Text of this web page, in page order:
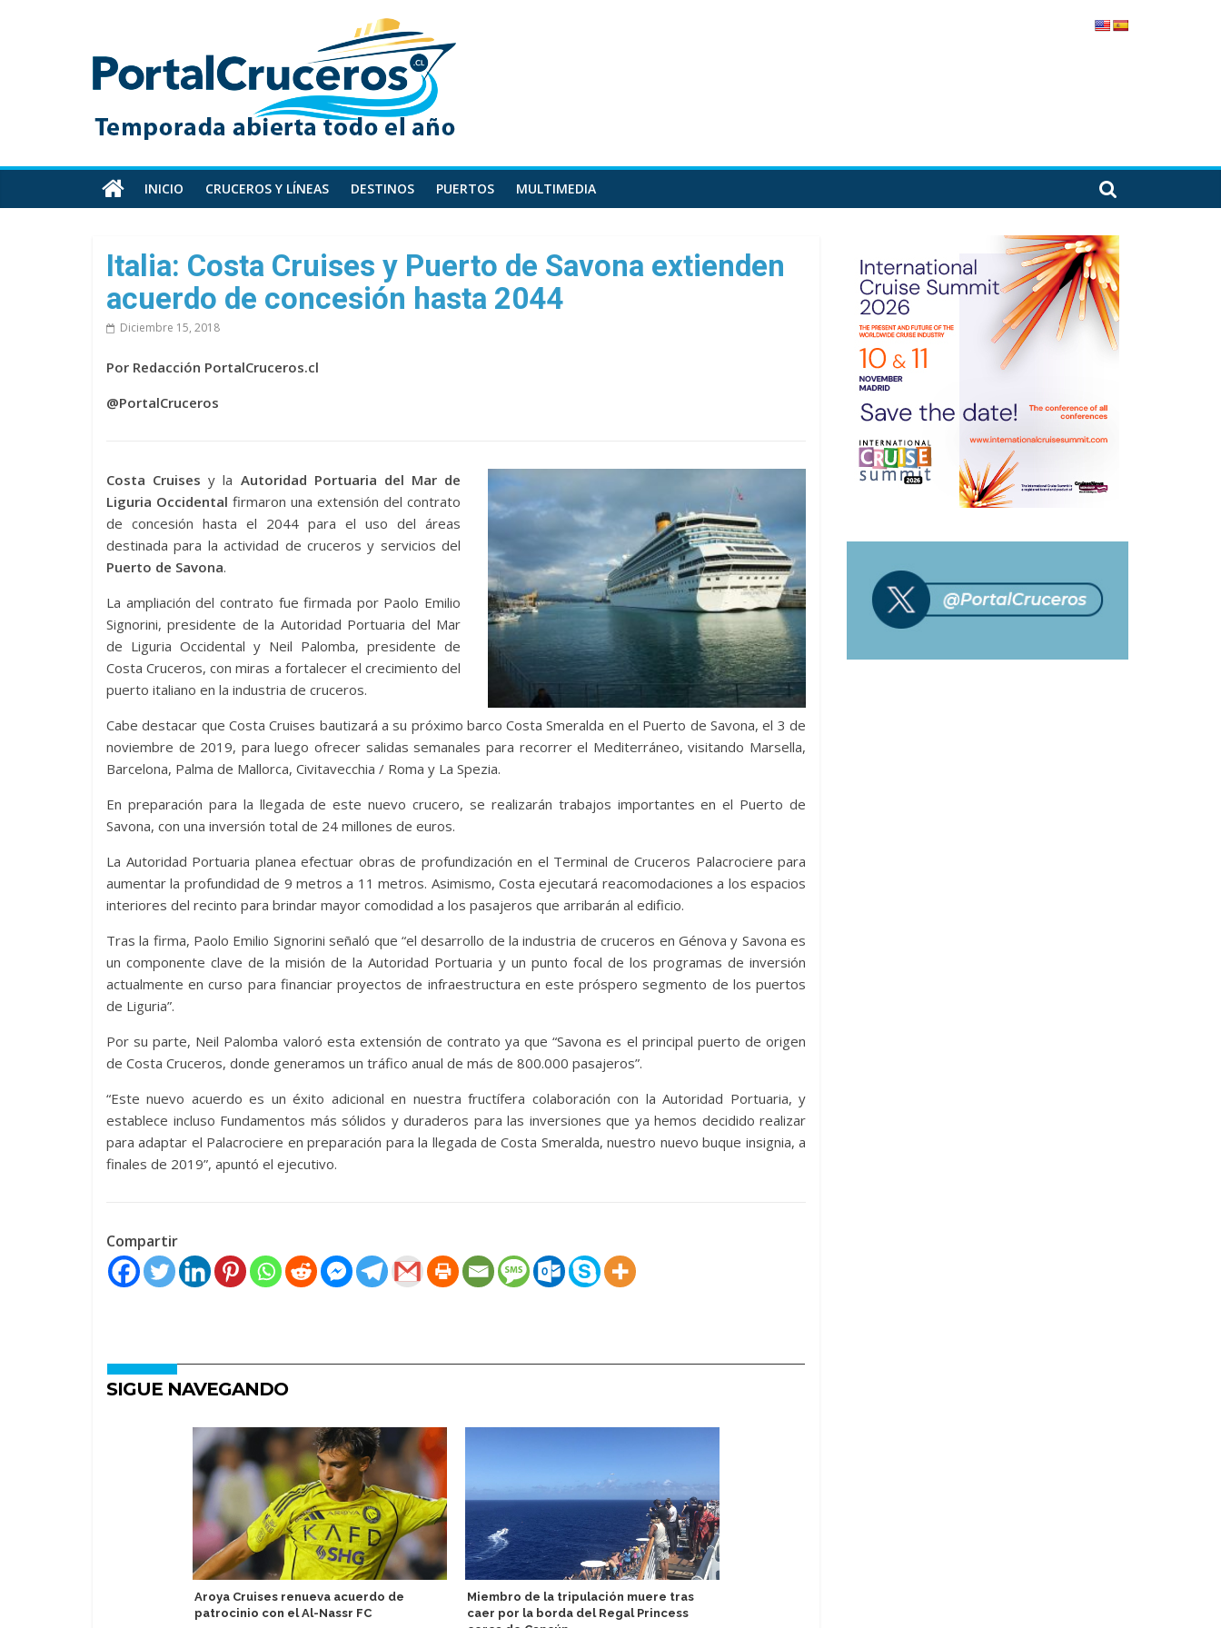
PortalCruceros
Toda
información
cruceros
en
un
sitio
INICIO CRUCEROS Y LÍNEAS DESTINOS PUERTOS MULTIMEDIA
Italia: Costa Cruises y Puerto de Savona extienden
acuerdo de concesión hasta 2044
Diciembre 15, 2018
Por Redacción PortalCruceros.cl
@PortalCruceros
Costa Cruises y la Autoridad Portuaria del Mar de
Liguria Occidental firmaron una extensión del contrato
de concesión hasta el 2044 para el uso del áreas
destinada para la actividad de cruceros y servicios del
Puerto de Savona.
La ampliación del contrato fue firmada por Paolo Emilio
Signorini, presidente de la Autoridad Portuaria del Mar
de Liguria Occidental y Neil Palomba, presidente de
Costa Cruceros, con miras a fortalecer el crecimiento del
puerto italiano en la industria de cruceros.
Cabe destacar que Costa Cruises bautizará a su próximo barco Costa Smeralda en el Puerto de Savona, el 3 de
noviembre de 2019, para luego ofrecer salidas semanales para recorrer el Mediterráneo, visitando Marsella,
Barcelona, ​​Palma de Mallorca, Civitavecchia / Roma y La Spezia.
En preparación para la llegada de este nuevo crucero, se realizarán trabajos importantes en el Puerto de
Savona, con una inversión total de 24 millones de euros.
La Autoridad Portuaria planea efectuar obras de profundización en el Terminal de Cruceros Palacrociere para
aumentar la profundidad de 9 metros a 11 metros. Asimismo, Costa ejecutará reacomodaciones a los espacios
interiores del recinto para brindar mayor comodidad a los pasajeros que arribarán al edificio.
Tras la firma, Paolo Emilio Signorini señaló que “el desarrollo de la industria de cruceros en Génova y Savona es
un componente clave de la misión de la Autoridad Portuaria y un punto focal de los programas de inversión
actualmente en curso para financiar proyectos de infraestructura en este próspero segmento de los puertos
de Liguria”.
Por su parte, Neil Palomba valoró esta extensión de contrato ya que “Savona es el principal puerto de origen
de Costa Cruceros, donde generamos un tráfico anual de más de 800.000 pasajeros”.
“Este nuevo acuerdo es un éxito adicional en nuestra fructífera colaboración con la Autoridad Portuaria, y
establece incluso Fundamentos más sólidos y duraderos para las inversiones que ya hemos decidido realizar
para adaptar el Palacrociere en preparación para la llegada de Costa Smeralda, nuestro nuevo buque insignia, a
finales de 2019”, apuntó el ejecutivo.
Compartir
SIGUE NAVEGANDO
Aroya Cruises renueva acuerdo de
patrocinio con el Al-Nassr FC
Miembro de la tripulación muere tras
caer por la borda del Regal Princess